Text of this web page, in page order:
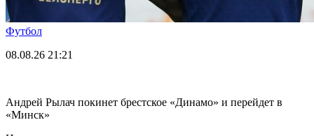
Футбол
08.08.26 21:21
Андрей Рылач покинет брестское «Динамо» и перейдет в
«Минск»